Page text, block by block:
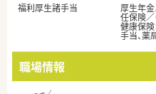
福利厚生諸手当
厚生年
任保険
健康保
手当、
職場情報